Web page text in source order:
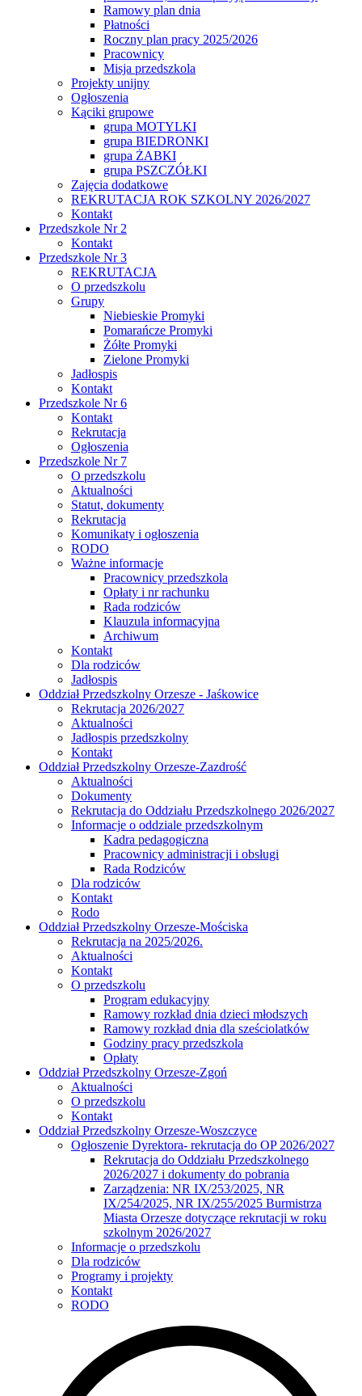
Ramowy plan dnia
Płatności
Roczny plan pracy 2025/2026
Pracownicy
Misja przedszkola
Projekty unijny
Ogłoszenia
Kąciki grupowe
grupa MOTYLKI
grupa BIEDRONKI
grupa ŻABKI
grupa PSZCZÓŁKI
Zajęcia dodatkowe
REKRUTACJA ROK SZKOLNY 2026/2027
Kontakt
Przedszkole Nr 2
Kontakt
Przedszkole Nr 3
REKRUTACJA
O przedszkolu
Grupy
Niebieskie Promyki
Pomarańcze Promyki
Żółte Promyki
Zielone Promyki
Jadłospis
Kontakt
Przedszkole Nr 6
Kontakt
Rekrutacja
Ogłoszenia
Przedszkole Nr 7
O przedszkolu
Aktualności
Statut, dokumenty
Rekrutacja
Komunikaty i ogłoszenia
RODO
Ważne informacje
Pracownicy przedszkola
Opłaty i nr rachunku
Rada rodziców
Klauzula informacyjna
Archiwum
Kontakt
Dla rodziców
Jadłospis
Oddział Przedszkolny Orzesze - Jaśkowice
Rekrutacja 2026/2027
Aktualności
Jadłospis przedszkolny
Kontakt
Oddział Przedszkolny Orzesze-Zazdrość
Aktualności
Dokumenty
Rekrutacja do Oddziału Przedszkolnego 2026/2027
Informacje o oddziale przedszkolnym
Kadra pedagogiczna
Pracownicy administracji i obsługi
Rada Rodziców
Dla rodziców
Kontakt
Rodo
Oddział Przedszkolny Orzesze-Mościska
Rekrutacja na 2025/2026.
Aktualności
Kontakt
O przedszkolu
Program edukacyjny
Ramowy rozkład dnia dzieci młodszych
Ramowy rozkład dnia dla sześciolatków
Godziny pracy przedszkola
Opłaty
Oddział Przedszkolny Orzesze-Zgoń
Aktualności
O przedszkolu
Kontakt
Oddział Przedszkolny Orzesze-Woszczyce
Ogłoszenie Dyrektora- rekrutacja do OP 2026/2027
Rekrutacja do Oddziału Przedszkolnego
2026/2027 i dokumenty do pobrania
Zarządzenia: NR IX/253/2025, NR
IX/254/2025, NR IX/255/2025 Burmistrza
Miasta Orzesze dotyczące rekrutacji w roku
szkolnym 2026/2027
Informacje o przedszkolu
Dla rodziców
Programy i projekty
Kontakt
RODO